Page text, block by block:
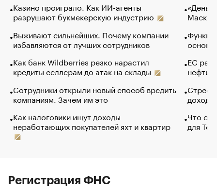
Казино проиграло. Как ИИ-агенты
разрушают букмекерскую индустрию
Выживают сильнейших. Почему компании
избавляются от лучших сотрудников
Как банк Wildberries резко нарастил
кредиты селлерам до атак на склады
Сотрудники открыли новый способ вредить
компаниям. Зачем им это
Как налоговики ищут доходы
неработающих покупателей яхт и квартир
Маск в
основ
ЕС
нефти
Что
для
Регистрация ФНС